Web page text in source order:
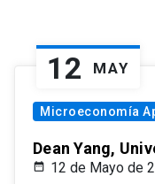
12 MAY
Microeconomía
Dean Yang,
12 de Mayo de